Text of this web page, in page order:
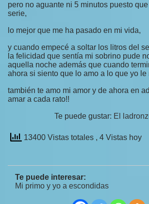
pero no aguante ni 5 minutos puesto
serie,
lo mejor que me ha pasado en mi vida,
y cuando empecé a soltar los litros del
la felicidad que sentía mi sobrino pude
aquella noche además que cuando
ahora si siento que lo amo a lo que yo le
también te amo mi amor y de ahora en
amar a cada rato!!
Te puede gustar: El
13400 Vistas totales , 4 Vistas hoy
Te puede interesar:
Mi primo y yo a escondidas